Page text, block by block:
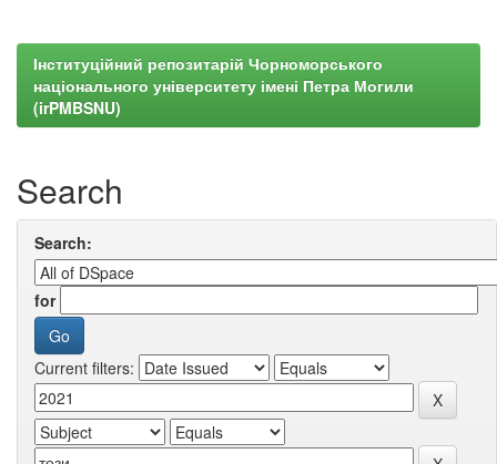
Інституційний репозитарій Чорноморського
національного університету імені Петра Могили
(irPMBSNU)
Search
Search:
for
Current filters: